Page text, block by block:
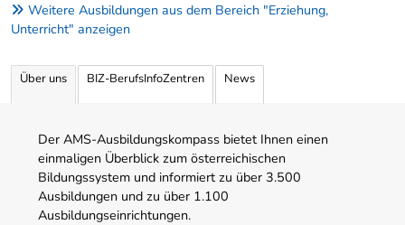
Weitere Ausbildungen aus dem Bereich "Erziehung,
Unterricht" anzeigen
Über uns BIZ-BerufsInfoZentren News
Der AMS-Ausbildungskompass bietet Ihnen einen
einmaligen Überblick zum österreichischen
Bildungssystem und informiert zu über 3.500
Ausbildungen und zu über 1.100
Ausbildungseinrichtungen.